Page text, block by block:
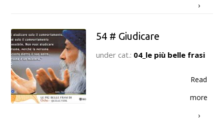
›
54 # Giudicare
under cat.: 04_le più belle frasi
Read
more
›